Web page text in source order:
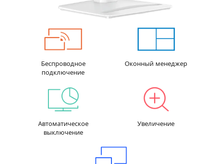
Беспроводное
подключение
Оконный менеджер
Автоматическое
выключение
Увеличение